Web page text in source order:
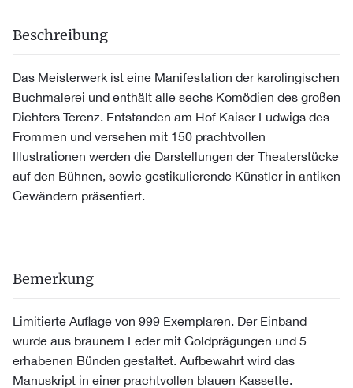
Beschreibung
Das Meisterwerk ist eine Manifestation der karolingischen
Buchmalerei und enthält alle sechs Komödien des großen
Dichters Terenz. Entstanden am Hof Kaiser Ludwigs des
Frommen und versehen mit 150 prachtvollen
Illustrationen werden die Darstellungen der Theaterstücke
auf den Bühnen, sowie gestikulierende Künstler in antiken
Gewändern präsentiert.
Bemerkung
Limitierte Auflage von 999 Exemplaren. Der Einband
wurde aus braunem Leder mit Goldprägungen und 5
erhabenen Bünden gestaltet. Aufbewahrt wird das
Manuskript in einer prachtvollen blauen Kassette.